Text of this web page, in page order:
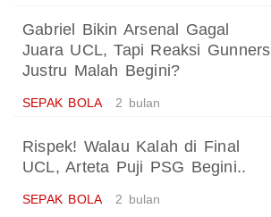
Gabriel Bikin Arsenal Gagal
Juara UCL, Tapi Reaksi Gunners
Justru Malah Begini?
SEPAK BOLA 2 bulan
Rispek! Walau Kalah di Final
UCL, Arteta Puji PSG Begini..
SEPAK BOLA 2 bulan